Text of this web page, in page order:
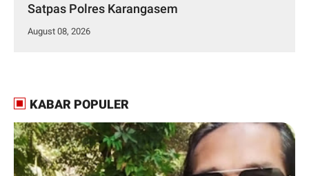
Satpas Polres Karangasem
August 08, 2026
KABAR POPULER